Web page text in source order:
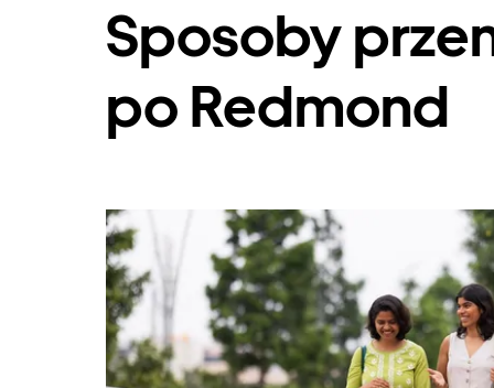
Sposoby
po Redmond